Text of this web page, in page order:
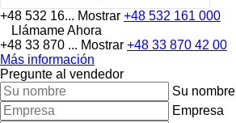
+48 532 16... Mostrar +48 532 161 000
Llámame Ahora
+48 33 870 ... Mostrar +48 33 870 42 00
Más información
Pregunte al vendedor
Su nombre
Empresa